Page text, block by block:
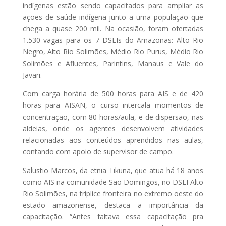
indígenas estão sendo capacitados para ampliar as
ações de saúde indígena junto a uma população que
chega a quase 200 mil. Na ocasião, foram ofertadas
1.530 vagas para os 7 DSEIs do Amazonas: Alto Rio
Negro, Alto Rio Solimões, Médio Rio Purus, Médio Rio
Solimões e Afluentes, Parintins, Manaus e Vale do
Javari.
Com carga horária de 500 horas para AIS e de 420
horas para AISAN, o curso intercala momentos de
concentração, com 80 horas/aula, e de dispersão, nas
aldeias, onde os agentes desenvolvem atividades
relacionadas aos conteúdos aprendidos nas aulas,
contando com apoio de supervisor de campo.
Salustio Marcos, da etnia Tikuna, que atua há 18 anos
como AIS na comunidade São Domingos, no DSEI Alto
Rio Solimões, na tríplice fronteira no extremo oeste do
estado amazonense, destaca a importância da
capacitação. “Antes faltava essa capacitação pra